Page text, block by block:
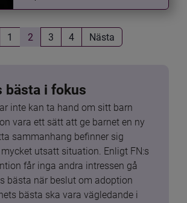
1 2 3 4 Nästa
bästa i fokus
inte kan ta hand om sitt barn
vara ett sätt att ge barnet en ny
sammanhang befinner sig
utsatt situation. Enligt FN:s
får inga andra intressen gå
bästa när beslut om adoption
bästa ska vara vägledande i